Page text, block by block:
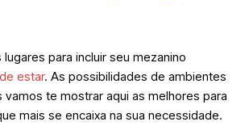
para incluir seu mezanino
estar. As possibilidades de ambientes
vamos te mostrar aqui as melhores para
mais se encaixa na sua necessidade.